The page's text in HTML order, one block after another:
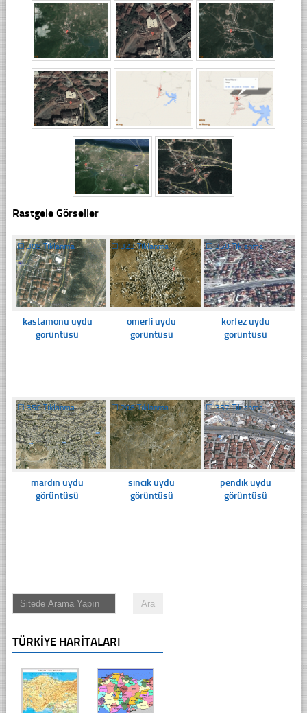
Rastgele Görseller
☐309 Tıklanma
kastamonu uydu
görüntüsü
☐ 323 Tıklanma
ömerli uydu
görüntüsü
☐358 Tıklanma
körfez uydu
görüntüsü
☐350 Tıklanma
mardin uydu
görüntüsü
☐208 Tıklanma
sincik uydu
görüntüsü
☐357 Tıklanma
pendik uydu
görüntüsü
TÜRKIYE HARITALARI